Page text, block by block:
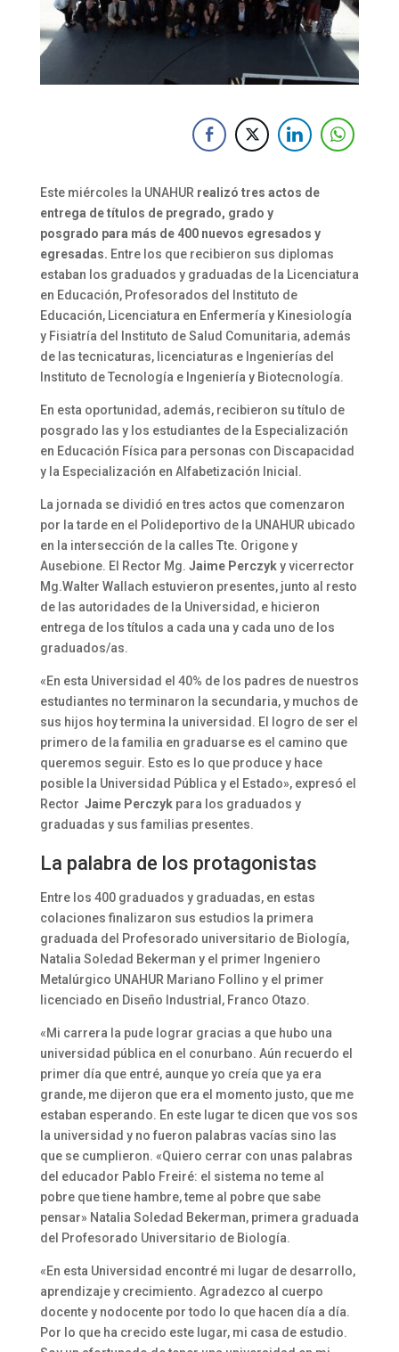
Este miércoles la UNAHUR realizó tres actos de
entrega de títulos de pregrado, grado y
posgrado para más de 400 nuevos egresados y
egresadas. Entre los que recibieron sus diplomas
estaban los graduados y graduadas de la Licenciatura
en Educación, Profesorados del Instituto de
Educación, Licenciatura en Enfermería y Kinesiología
y Fisiatría del Instituto de Salud Comunitaria, además
de las tecnicaturas, licenciaturas e Ingenierías del
Instituto de Tecnología e Ingeniería y Biotecnología.
En esta oportunidad, además, recibieron su título de
posgrado las y los estudiantes de la Especialización
en Educación Física para personas con Discapacidad
y la Especialización en Alfabetización Inicial.
La jornada se dividió en tres actos que comenzaron
por la tarde en el Polideportivo de la UNAHUR ubicado
en la intersección de la calles Tte. Origone y
Ausebione. El Rector Mg. Jaime Perczyky vicerrector
Mg.Walter Wallach estuvieron presentes, junto al resto
de las autoridades de la Universidad, e hicieron
entrega de los títulos a cada una y cada uno de los
graduados/as.
«En esta Universidad el 40% de los padres de nuestros
estudiantes no terminaron la secundaria, y muchos de
sus hijos hoy termina la universidad. El logro de ser el
primero de la familia en graduarse es el camino que
queremos seguir. Esto es lo que produce y hace
posible la Universidad Pública y el Estado», expresó el
Rector Jaime Perczykpara los graduados y
graduadas y sus familias presentes.
La palabra de los protagonistas
Entre los 400 graduados y graduadas, en estas
colaciones finalizaron sus estudios la primera
graduada del Profesorado universitario de Biología,
Natalia Soledad Bekerman y el primer Ingeniero
Metalúrgico UNAHUR Mariano Follino y el primer
licenciado en Diseño Industrial, Franco Otazo.
«Mi carrera la pude lograr gracias a que hubo una
universidad pública en el conurbano. Aún recuerdo el
primer día que entré, aunque yo creía que ya era
grande, me dijeron que era el momento justo, que me
estaban esperando. En este lugar te dicen que vos sos
la universidad y no fueron palabras vacías sino las
que se cumplieron. «Quiero cerrar con unas palabras
del educador Pablo Freiré: el sistema no teme al
pobre que tiene hambre, teme al pobre que sabe
pensar» Natalia Soledad Bekerman, primera graduada
del Profesorado Universitario de Biología.
«En esta Universidad encontré mi lugar de desarrollo,
aprendizaje y crecimiento. Agradezco al cuerpo
docente y nodocente por todo lo que hacen día a día.
Por lo que ha crecido este lugar, mi casa de estudio.